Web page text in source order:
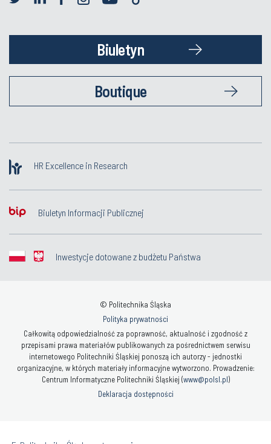
Biuletyn
Boutique
HR Excellence in Research
Biuletyn Informacji Publicznej
Inwestycje dotowane z budżetu Państwa
© Politechnika Śląska
Polityka prywatności
Całkowitą odpowiedzialność za poprawność, aktualność i zgodność z
przepisami prawa materiałów publikowanych za pośrednictwem serwisu
internetowego Politechniki Śląskiej ponoszą ich autorzy - jednostki
organizacyjne, w których materiały informacyjne wytworzono. Prowadzenie:
Centrum Informatyczne Politechniki Śląskiej (www@polsl.pl)
Deklaracja dostępności